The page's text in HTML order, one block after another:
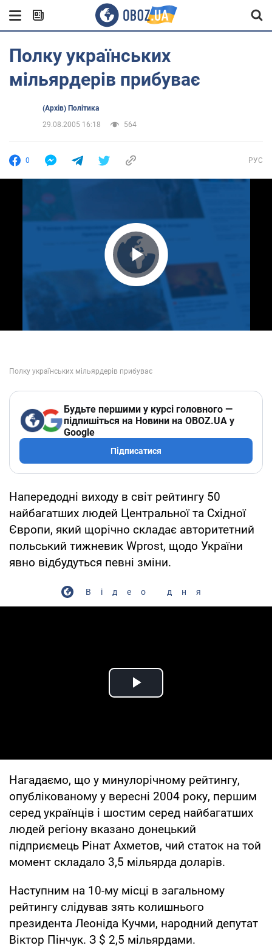
Полку українських
мільярдерів прибуває
(Архів) Політика
29.08.2005 16:18
564
0 РУС
Play Video
Будьте першими у курсі головного —
підпишіться на Новини на OBOZ.UA у
Google
Підписатися
Напередодні виходу в світ рейтингу 50
найбагатших людей Центральної та Східної
Європи, який щорічно складає авторитетний
польський тижневик Wprost, щодо України
явно відбудуться певні зміни.
Відео дня
Play Video
Нагадаємо, що у минулорічному рейтингу,
опублікованому у вересні 2004 року, першим
серед українців і шостим серед найбагатших
людей регіону вказано донецький
підприємець Рінат Ахметов, чий статок на той
момент складало 3,5 мільярда доларів.
Наступним на 10-му місці в загальному
рейтингу слідував зять колишнього
президента Леоніда Кучми, народний депутат
Віктор Пінчук. З $ 2,5 мільярдами.